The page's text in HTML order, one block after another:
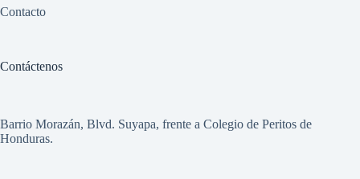
Contacto
Contáctenos
Barrio Morazán, Blvd. Suyapa, frente a Colegio de Peritos de
Honduras.